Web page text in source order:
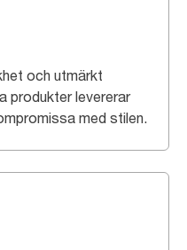
och utmärkt
produkter levererar
med stilen.